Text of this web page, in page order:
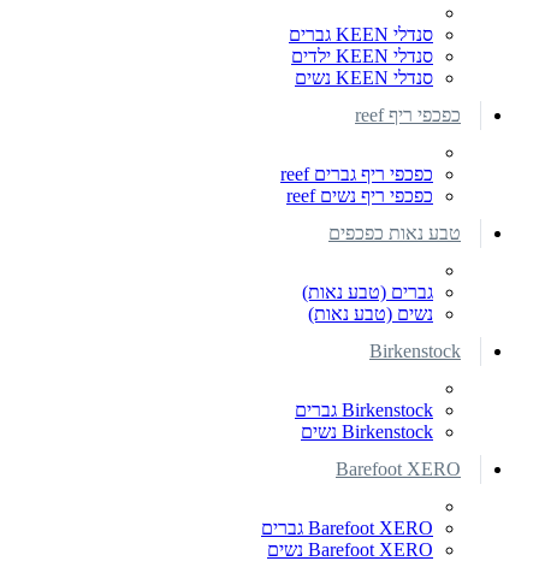
סנדלי KEEN גברים
סנדלי KEEN ילדים
סנדלי KEEN נשים
כפכפי ריף reef
כפכפי ריף גברים reef
כפכפי ריף נשים reef
טבע נאות כפכפים
גברים (טבע נאות)
נשים (טבע נאות)
Birkenstock
Birkenstock גברים
Birkenstock נשים
Barefoot XERO
Barefoot XERO גברים
Barefoot XERO נשים